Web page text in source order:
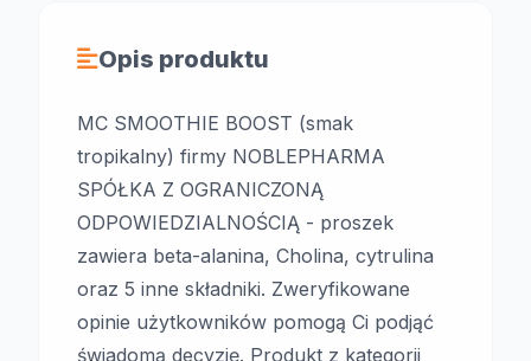
Opis produktu
MC SMOOTHIE BOOST (smak
tropikalny) firmy NOBLEPHARMA
SPÓŁKA Z OGRANICZONĄ
ODPOWIEDZIALNOŚCIĄ - proszek
zawiera beta-alanina, Cholina, cytrulina
oraz 5 inne składniki. Zweryfikowane
opinie użytkowników pomogą Ci podjąć
świadomą decyzję. Produkt z kategorii